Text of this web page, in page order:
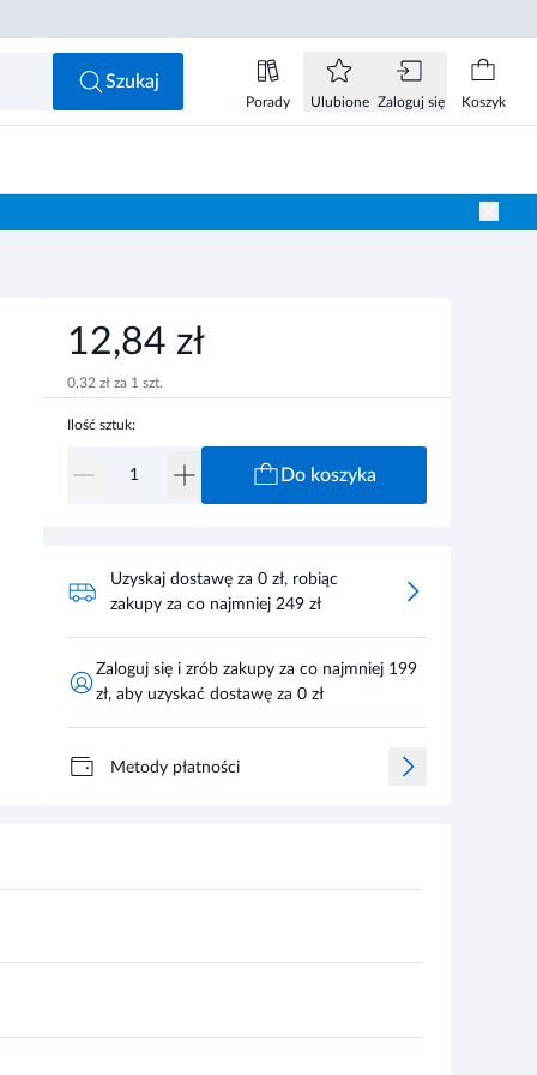
Szukaj
Porady Ulubione Zaloguj się Koszyk
12,84 zł
12,84 zł
0,32 zł za 1 szt.
Ilość sztuk:
Do koszyka
Uzyskaj dostawę za 0 zł, robiąc
zakupy za co najmniej 249 zł
Zaloguj się i zrób zakupy za co najmniej 199
zł, aby uzyskać dostawę za 0 zł
Metody płatności